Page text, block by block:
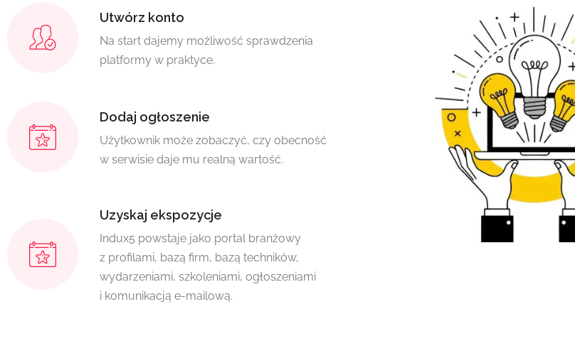
Utwórz konto
Na start dajemy możliwość sprawdzenia
platformy w praktyce.
Dodaj ogłoszenie
Użytkownik może zobaczyć, czy obecność
w serwisie daje mu realną wartość.
Uzyskaj ekspozycje
Indux5 powstaje jako portal branżowy
z profilami, bazą firm, bazą techników,
wydarzeniami, szkoleniami, ogłoszeniami
i komunikacją e-mailową.